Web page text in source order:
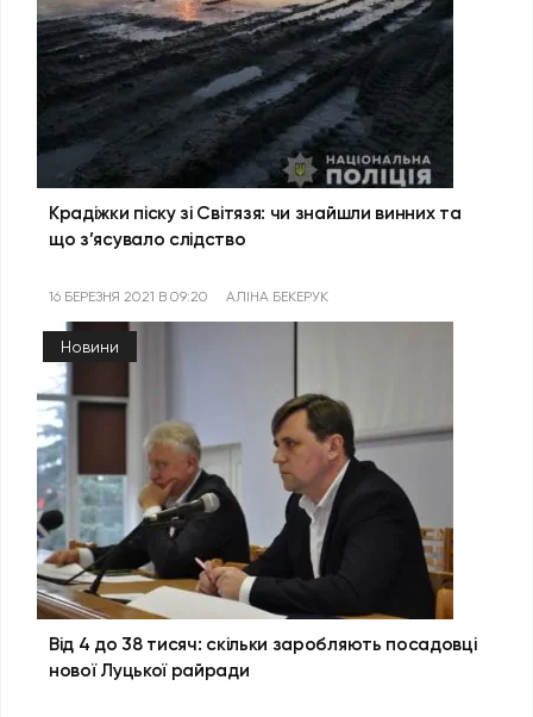
Крадіжки піску зі Світязя: чи знайшли винних та
що з’ясувало слідство
16 БЕРЕЗНЯ 2021 В 09:20 АЛІНА БЕКЕРУК
Новини
Від 4 до 38 тисяч: скільки заробляють посадовці
нової Луцької райради